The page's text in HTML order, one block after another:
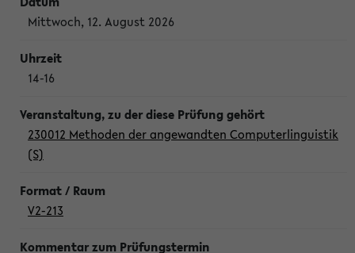
Mittwoch, 12. August 2026
14-16
230012 Methoden der angewandten Computerlinguistik
(S)
V2-213